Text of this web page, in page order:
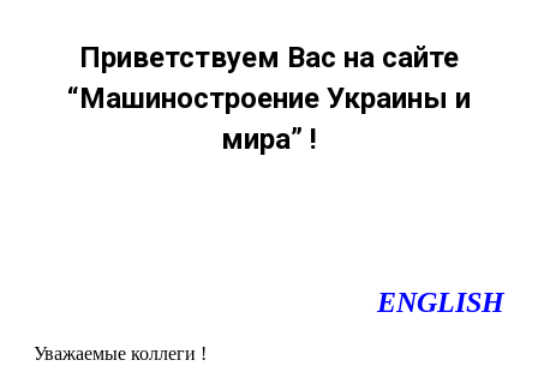
Приветствуем Вас на сайте
“Машиностроение Украины и
мира” !
ENGLISH
Уважаемые коллеги !